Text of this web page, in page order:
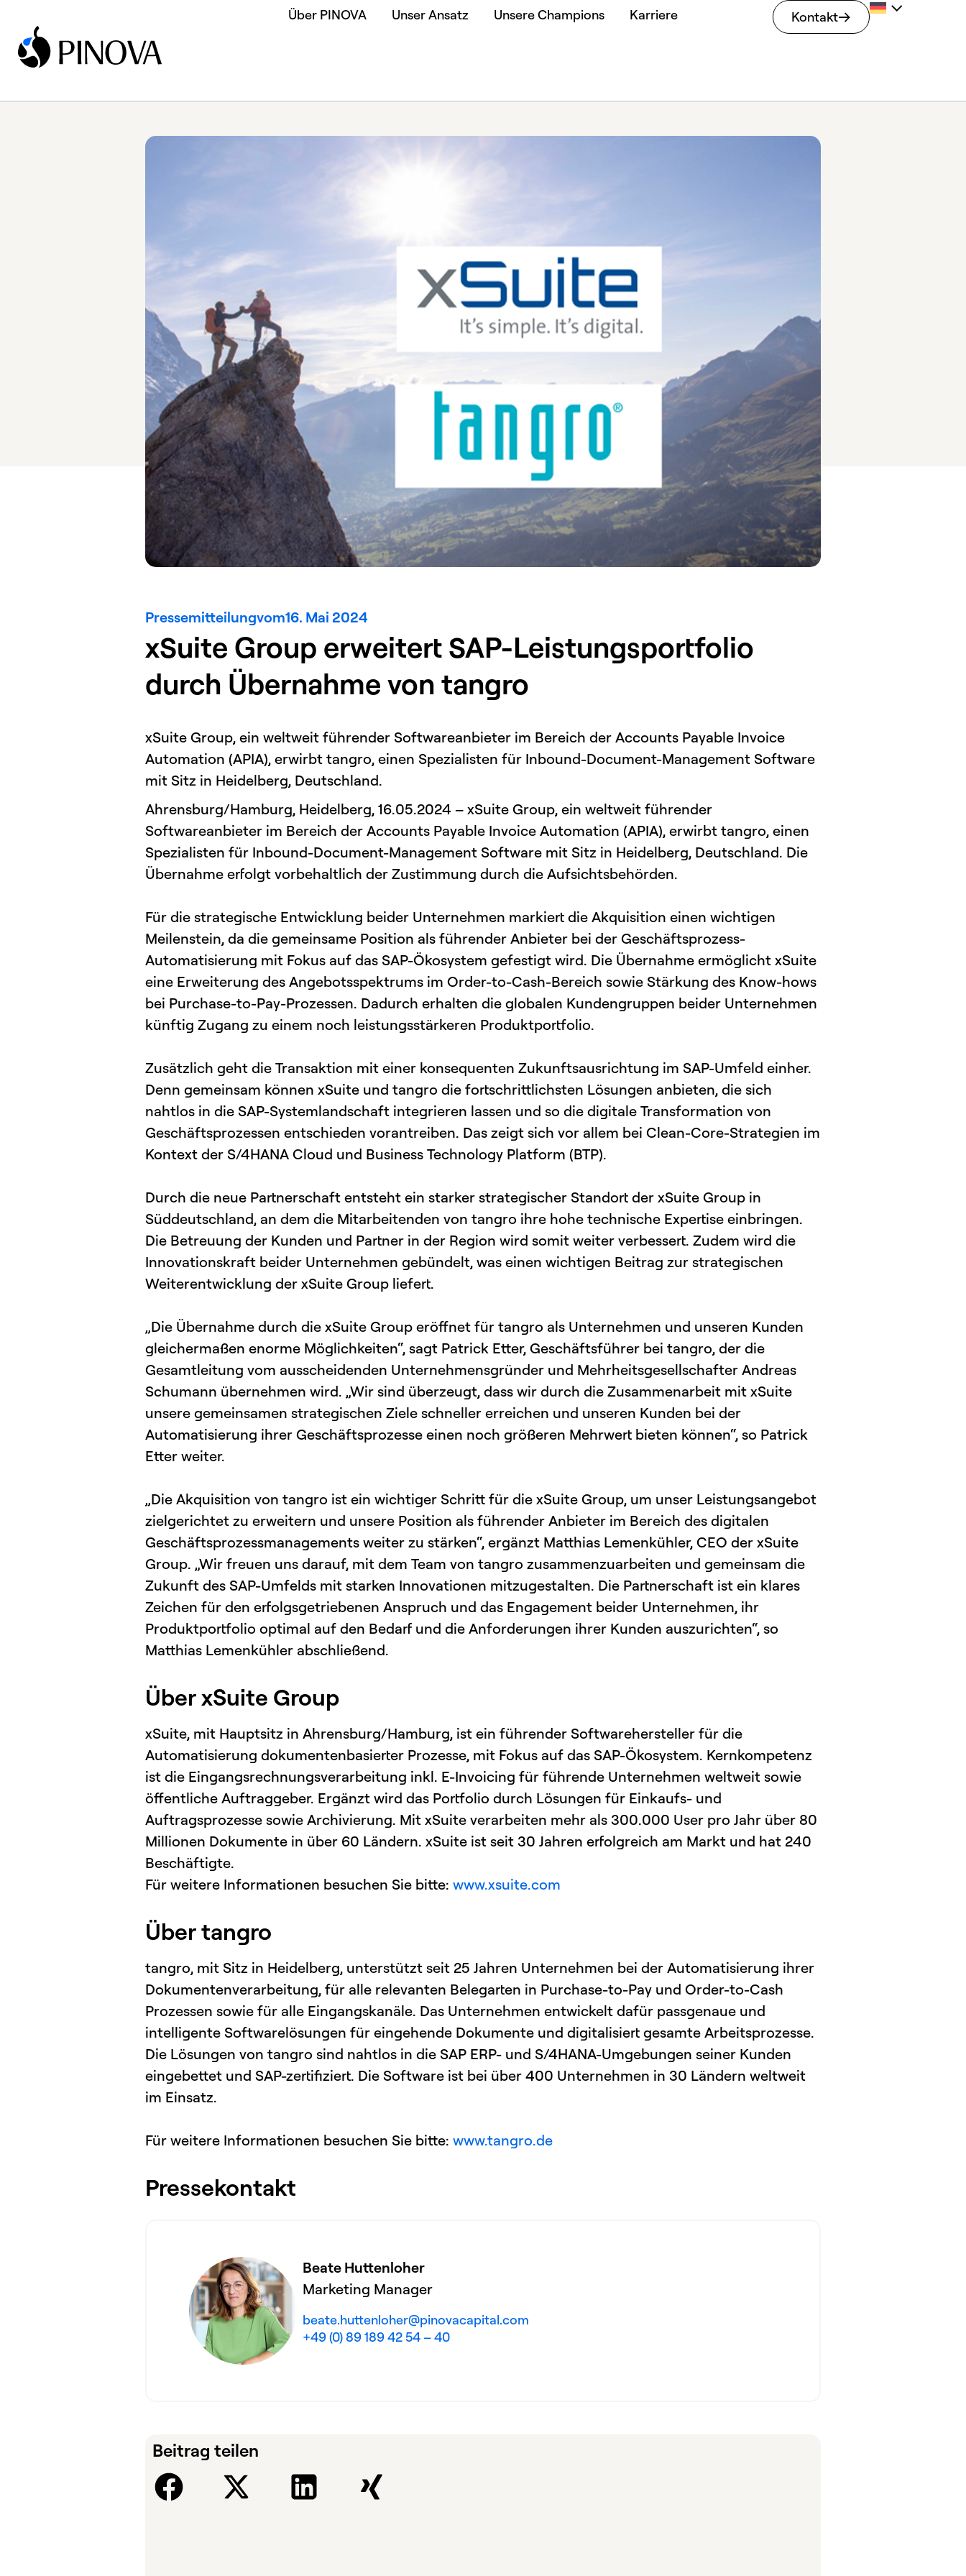
Über PINOVA Unser Ansatz Unsere Champions Karriere Kontakt
Pressemitteilungvom16. Mai 2024
xSuite Group erweitert SAP-Leistungsportfolio
durch Übernahme von tangro
xSuite Group, ein weltweit führender Softwareanbieter im Bereich der Accounts Payable Invoice
Automation (APIA), erwirbt tangro, einen Spezialisten für Inbound-Document-Management Software
mit Sitz in Heidelberg, Deutschland.
Ahrensburg/Hamburg, Heidelberg, 16.05.2024 – xSuite Group, ein weltweit führender
Softwareanbieter im Bereich der Accounts Payable Invoice Automation (APIA), erwirbt tangro, einen
Spezialisten für Inbound-Document-Management Software mit Sitz in Heidelberg, Deutschland. Die
Übernahme erfolgt vorbehaltlich der Zustimmung durch die Aufsichtsbehörden.
Für die strategische Entwicklung beider Unternehmen markiert die Akquisition einen wichtigen
Meilenstein, da die gemeinsame Position als führender Anbieter bei der Geschäftsprozess-
Automatisierung mit Fokus auf das SAP-Ökosystem gefestigt wird. Die Übernahme ermöglicht xSuite
eine Erweiterung des Angebotsspektrums im Order-to-Cash-Bereich sowie Stärkung des Know-hows
bei Purchase-to-Pay-Prozessen. Dadurch erhalten die globalen Kundengruppen beider Unternehmen
künftig Zugang zu einem noch leistungsstärkeren Produktportfolio.
Zusätzlich geht die Transaktion mit einer konsequenten Zukunftsausrichtung im SAP-Umfeld einher.
Denn gemeinsam können xSuite und tangro die fortschrittlichsten Lösungen anbieten, die sich
nahtlos in die SAP-Systemlandschaft integrieren lassen und so die digitale Transformation von
Geschäftsprozessen entschieden vorantreiben. Das zeigt sich vor allem bei Clean-Core-Strategien im
Kontext der S/4HANA Cloud und Business Technology Platform (BTP).
Durch die neue Partnerschaft entsteht ein starker strategischer Standort der xSuite Group in
Süddeutschland, an dem die Mitarbeitenden von tangro ihre hohe technische Expertise einbringen.
Die Betreuung der Kunden und Partner in der Region wird somit weiter verbessert. Zudem wird die
Innovationskraft beider Unternehmen gebündelt, was einen wichtigen Beitrag zur strategischen
Weiterentwicklung der xSuite Group liefert.
„Die Übernahme durch die xSuite Group eröffnet für tangro als Unternehmen und unseren Kunden
gleichermaßen enorme Möglichkeiten“, sagt Patrick Etter, Geschäftsführer bei tangro, der die
Gesamtleitung vom ausscheidenden Unternehmensgründer und Mehrheitsgesellschafter Andreas
Schumann übernehmen wird. „Wir sind überzeugt, dass wir durch die Zusammenarbeit mit xSuite
unsere gemeinsamen strategischen Ziele schneller erreichen und unseren Kunden bei der
Automatisierung ihrer Geschäftsprozesse einen noch größeren Mehrwert bieten können“, so Patrick
Etter weiter.
„Die Akquisition von tangro ist ein wichtiger Schritt für die xSuite Group, um unser Leistungsangebot
zielgerichtet zu erweitern und unsere Position als führender Anbieter im Bereich des digitalen
Geschäftsprozessmanagements weiter zu stärken“, ergänzt Matthias Lemenkühler, CEO der xSuite
Group. „Wir freuen uns darauf, mit dem Team von tangro zusammenzuarbeiten und gemeinsam die
Zukunft des SAP-Umfelds mit starken Innovationen mitzugestalten. Die Partnerschaft ist ein klares
Zeichen für den erfolgsgetriebenen Anspruch und das Engagement beider Unternehmen, ihr
Produktportfolio optimal auf den Bedarf und die Anforderungen ihrer Kunden auszurichten“, so
Matthias Lemenkühler abschließend.
Über xSuite Group
xSuite, mit Hauptsitz in Ahrensburg/Hamburg, ist ein führender Softwarehersteller für die
Automatisierung dokumentenbasierter Prozesse, mit Fokus auf das SAP-Ökosystem. Kernkompetenz
ist die Eingangsrechnungsverarbeitung inkl. E-Invoicing für führende Unternehmen weltweit sowie
öffentliche Auftraggeber. Ergänzt wird das Portfolio durch Lösungen für Einkaufs- und
Auftragsprozesse sowie Archivierung. Mit xSuite verarbeiten mehr als 300.000 User pro Jahr über 80
Millionen Dokumente in über 60 Ländern. xSuite ist seit 30 Jahren erfolgreich am Markt und hat 240
Beschäftigte.
Für weitere Informationen besuchen Sie bitte: www.xsuite.com
Über tangro
tangro, mit Sitz in Heidelberg, unterstützt seit 25 Jahren Unternehmen bei der Automatisierung ihrer
Dokumentenverarbeitung, für alle relevanten Belegarten in Purchase-to-Pay und Order-to-Cash
Prozessen sowie für alle Eingangskanäle. Das Unternehmen entwickelt dafür passgenaue und
intelligente Softwarelösungen für eingehende Dokumente und digitalisiert gesamte Arbeitsprozesse.
Die Lösungen von tangro sind nahtlos in die SAP ERP- und S/4HANA-Umgebungen seiner Kunden
eingebettet und SAP-zertifiziert. Die Software ist bei über 400 Unternehmen in 30 Ländern weltweit
im Einsatz.
Für weitere Informationen besuchen Sie bitte: www.tangro.de
Pressekontakt
Beate Huttenloher
Marketing Manager
beate.huttenloher@pinovacapital.com
+49 (0) 89 189 42 54 – 40
Beitrag teilen